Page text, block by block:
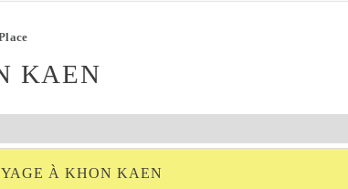
KAEN
À KHON KAEN